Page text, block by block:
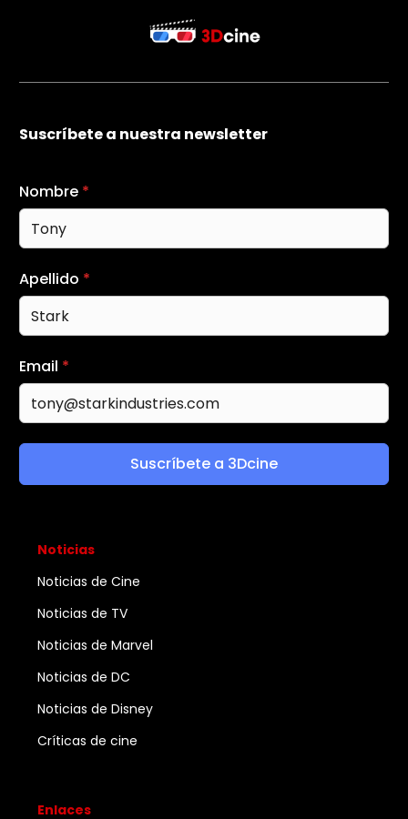
Suscríbete a nuestra newsletter
Nombre *
Apellido *
Email *
Suscríbete a 3Dcine
Noticias
Noticias de Cine
Noticias de TV
Noticias de Marvel
Noticias de DC
Noticias de Disney
Críticas de cine
Enlaces